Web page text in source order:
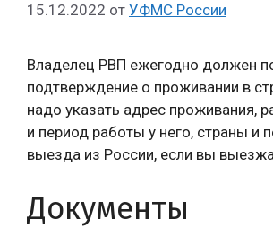
15.12.2022 от УФМС России
Владелец РВП ежегодно должен
подтверждение о проживании в
надо указать адрес проживания,
и период работы у него, страны и
выезда из России, если вы
Документы